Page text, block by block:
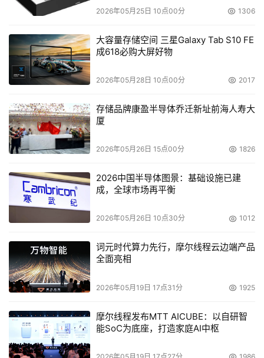
2026年05月25日 10点00分 1306
大容量存储空间 三星Galaxy Tab S10 FE
成618必购大屏好物
2026年05月28日 10点00分 2017
存储品牌康盈半导体乔迁新址前海人寿大
厦
2026年05月26日 15点00分 1826
2026中国半导体图景：基础设施已建
成，全球市场再平衡
2026年05月26日 10点30分 1012
词元时代算力先行，摩尔线程云边端产品
全面亮相
2026年05月19日 17点31分 1925
摩尔线程发布MTT AICUBE：以自研智
能SoC为底座，打造家庭AI中枢